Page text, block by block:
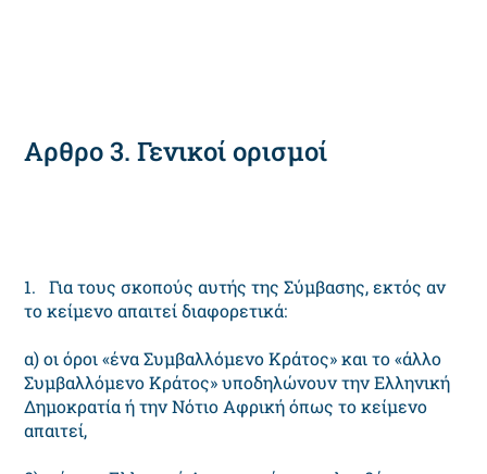
Αρθρο 3. Γενικοί ορισμοί
1. Για τους σκοπούς αυτής της Σύμβασης, εκτός αν
το κείμενο απαιτεί διαφορετικά:
α) οι όροι «ένα Συμβαλλόμενο Κράτος» και το «άλλο
Συμβαλλόμενο Κράτος» υποδηλώνουν την Ελληνική
Δημοκρατία ή την Νότιο Αφρική όπως το κείμενο
απαιτεί,